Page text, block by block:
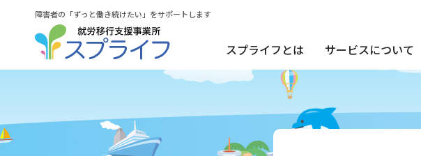
障害者の「ずっと働き続けたい」をサポートします
スプライフとは
数字で見るスプライフ
サービスについて
計画相談支援